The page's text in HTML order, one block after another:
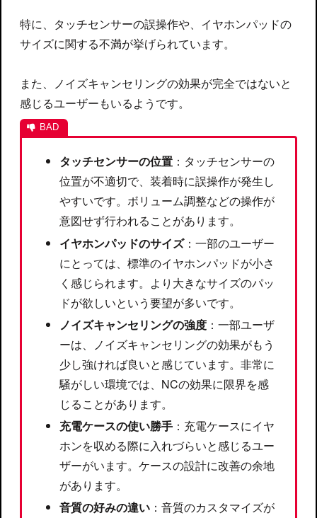
特に、タッチセンサーの誤操作や、イヤホンパッドの
サイズに関する不満が挙げられています。
また、ノイズキャンセリングの効果が完全ではないと
感じるユーザーもいるようです。
タッチセンサーの位置 ：タッチセンサーの
位置が不適切で、装着時に誤操作が発生し
やすいです。ボリューム調整などの操作が
意図せず行われることがあります。
イヤホンパッドのサイズ：一部のユーザー
にとっては、標準のイヤホンパッドが小さ
く感じられます。より大きなサイズのパッ
ドが欲しいという要望が多いです。
ノイズキャンセリングの強度 ：一部ユーザ
ーは、ノイズキャンセリングの効果がもう
少し強ければ良いと感じています。非常に
騒がしい環境では、NCの効果に限界を感
じることがあります。
充電ケースの使い勝手 ：充電ケースにイヤ
ホンを収める際に入れづらいと感じるユー
ザーがいます。ケースの設計に改善の余地
があります。
音質の好みの違い ：音質のカスタマイズが